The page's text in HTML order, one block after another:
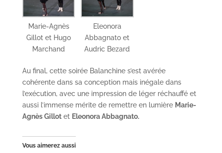
Marie-Agnès
Gillot et Hugo
Marchand
Eleonora
Abbagnato et
Audric Bezard
Au final, cette soirée Balanchine s’est avérée
cohérente dans sa conception mais inégale dans
l’exécution, avec une impression de léger réchauffé et
aussi l’immense mérite de remettre en lumière Marie-
Agnès Gillotet Eleonora Abbagnato.
Vous aimerez aussi